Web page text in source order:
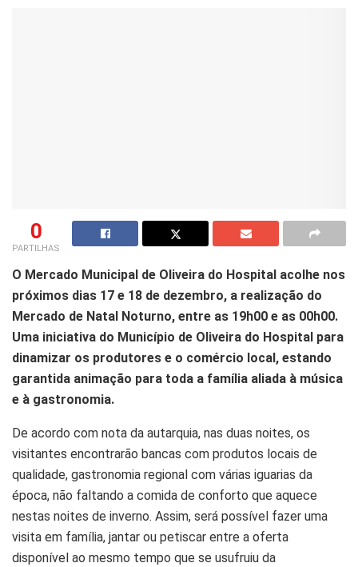
0
PARTILHAS
O Mercado Municipal de Oliveira do Hospital acolhe nos
próximos dias 17 e 18 de dezembro, a realização do
Mercado de Natal Noturno, entre as 19h00 e as 00h00.
Uma iniciativa do Município de Oliveira do Hospital para
dinamizar os produtores e o comércio local, estando
garantida animação para toda a família aliada à música
e à gastronomia.
De acordo com nota da autarquia, nas duas noites, os
visitantes encontrarão bancas com produtos locais de
qualidade, gastronomia regional com várias iguarias da
época, não faltando a comida de conforto que aquece
nestas noites de inverno. Assim, será possível fazer uma
visita em família, jantar ou petiscar entre a oferta
disponível ao mesmo tempo que se usufruiu da